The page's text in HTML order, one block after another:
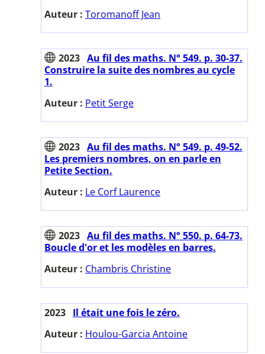
Auteur : Toromanoff Jean
2023 Au fil des maths. N° 549. p. 30-37.
Construire la suite des nombres au cycle
1.
Auteur : Petit Serge
2023 Au fil des maths. N° 549. p. 49-52.
Les premiers nombres, on en parle en
Petite Section.
Auteur : Le Corf Laurence
2023 Au fil des maths. N° 550. p. 64-73.
Boucle d'or et les modèles en barres.
Auteur : Chambris Christine
2023 Il était une fois le zéro.
Auteur : Houlou-Garcia Antoine